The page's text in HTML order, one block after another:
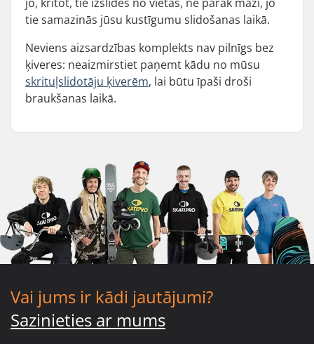
tie samazinās jūsu kustīgumu slidošanas laikā.
Neviens aizsardzības komplekts nav pilnīgs bez
ķiveres: neaizmirstiet paņemt kādu no mūsu
skrituļslidotāju ķiverēm, lai būtu īpaši droši
braukšanas laikā.
Vai jums ir kādi jautājumi?
Sazinieties ar mums